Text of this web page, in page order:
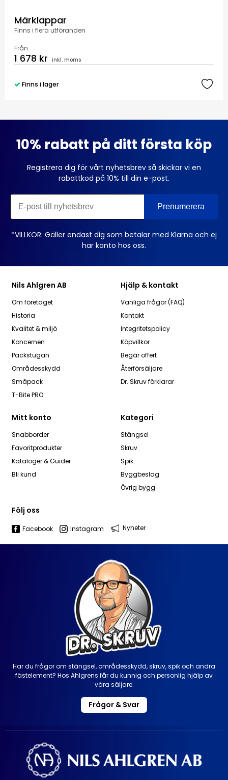
Märklappar
Finns i flera utföranden
Från
1 678 kr inkl. moms
Finns i lager
10% rabatt på ditt första köp
Registrera dig för vårt nyhetsbrev så skickar vi en
rabattkod på 10% till din e-post.
*VILLKOR: Gäller endast dig som betalar med Klarna och ej
har konto hos oss.
Nils Ahlgren AB
Om företaget
Historia
Kvalitet & miljö
Koncernen
Packstugan
Områdesskydd
Småpack
T-Bite PRO
Hjälp & kontakt
Vanliga frågor (FAQ)
Kontakt
Integritetspolicy
Köpvillkor
Begär offert
Återförsäljare
Dr. Skruv förklarar
Mitt konto
Snabborder
Favoritprodukter
Kataloger & Guider
Bli kund
Följ oss
Facebook Instagram Nyheter
Kategori
Stängsel
Skruv
Spik
Byggbeslag
Övrig bygg
Har du frågor om stängsel, områdesskydd, skruv, spik och andra
fästelement? Hos Ahlgrens får du kunnig och personlig hjälp av
våra säljare.
Frågor & Svar